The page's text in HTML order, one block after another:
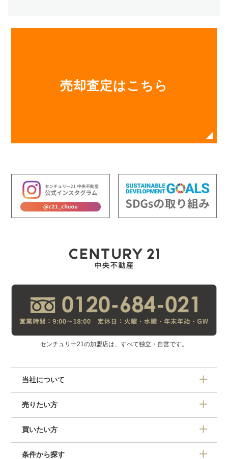
売却査定はこちら
センチュリー21の加盟店は、すべて独立・自営です。
当社について
売りたい方
買いたい方
条件から探す